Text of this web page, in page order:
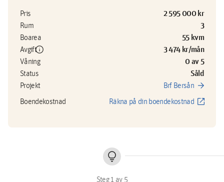
Pris 2 595 000 kr
Rum 3
Boarea 55 kvm
Avgiftinfo 3 474 kr/mån
Våning 0 av 5
Status Såld
Projekt Brf Bersån arrow_forward
Boendekostnad Räkna på din boendekostnad open_in_new
lightbulb